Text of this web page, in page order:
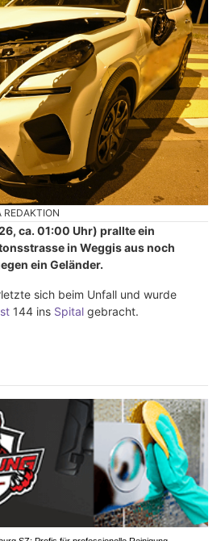
REDAKTION
ca. 01:00 Uhr) prallte ein
in Weggis aus noch
ein Geländer.
sich beim Unfall und wurde
144 ins Spital gebracht.